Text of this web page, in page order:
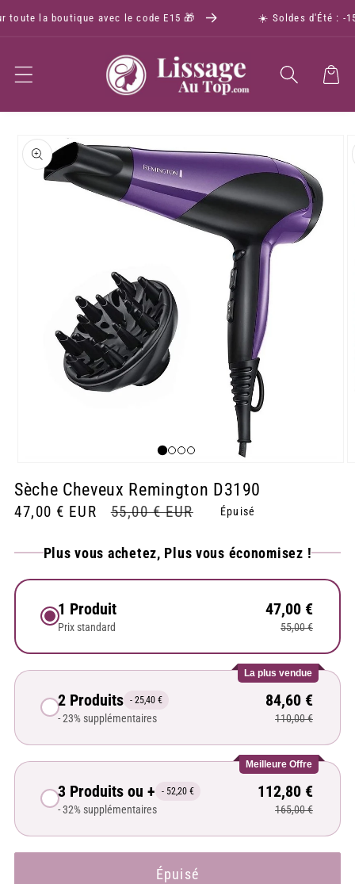
la boutique avec le code E15 🎁 ☀️ Soldes d'Été : -
Panier
Passer aux
informations
produits
média
1
dans
modale
Sèche Cheveux Remington D3190
Prix
47,00 € EUR
Prix
55,00 € EUR Épuisé
Plus vous achetez, Plus vous économisez !
1 Produit
Prix standard
47,00 €
55,00 €
La plus vendue
2 Produits - 25,40 €
- 23% supplémentaires
84,60 €
110,00 €
Meilleure Offre
3 Produits ou + - 52,20 €
- 32% supplémentaires
112,80 €
165,00 €
Épuisé